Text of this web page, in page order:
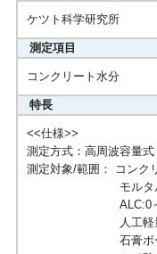
ケツト科学研究所
測定項目
コンクリート水分
特長
<<仕様>>
測定方式：高周波容量式
測定対象/範囲： コンク
モルタル:0
ALC:0～
人工軽量骨材コ
石膏ボード